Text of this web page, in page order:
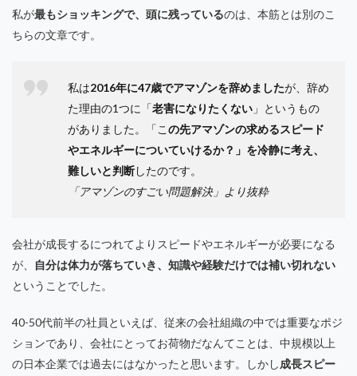
私が最もショッキングで、頭に残っているのは、本筋とは別のこ
ちらの文章です。
私は2016年に47歳でアマゾンを辞めましたが、辞め
た理由の1つに「老害になりたくない 」というもの
がありました。「こ の先アマゾンの求めるスピード
やエネルギーについていけるか？」を冷静に考え、
難しいと判断したのです。
「アマゾンのすごい問題解決」より抜粋
会社が成長するにつれてよりスピードやエネルギーが必要になる
が、
自分は体力が落ちていき、知識や経験だけでは補い切れない
ということでした。
40-50代前半の社員といえば、従来の会社組織の中では重要なポジ
ションであり、会社にとってお荷物だなんてことは、中規模以上
の日本企業では過去にはなかったと思います。しかし成長スピー